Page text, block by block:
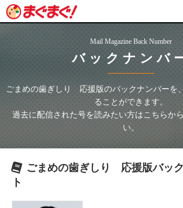
Mail Magazine Back Number
バックナンバ
ごまめの歯ぎしり 応援版のバックナンバーを
ることができます。
過去に配信された号を読みたい方はこちらか
い。
ごまめの歯ぎしり 応援版バッ
ト